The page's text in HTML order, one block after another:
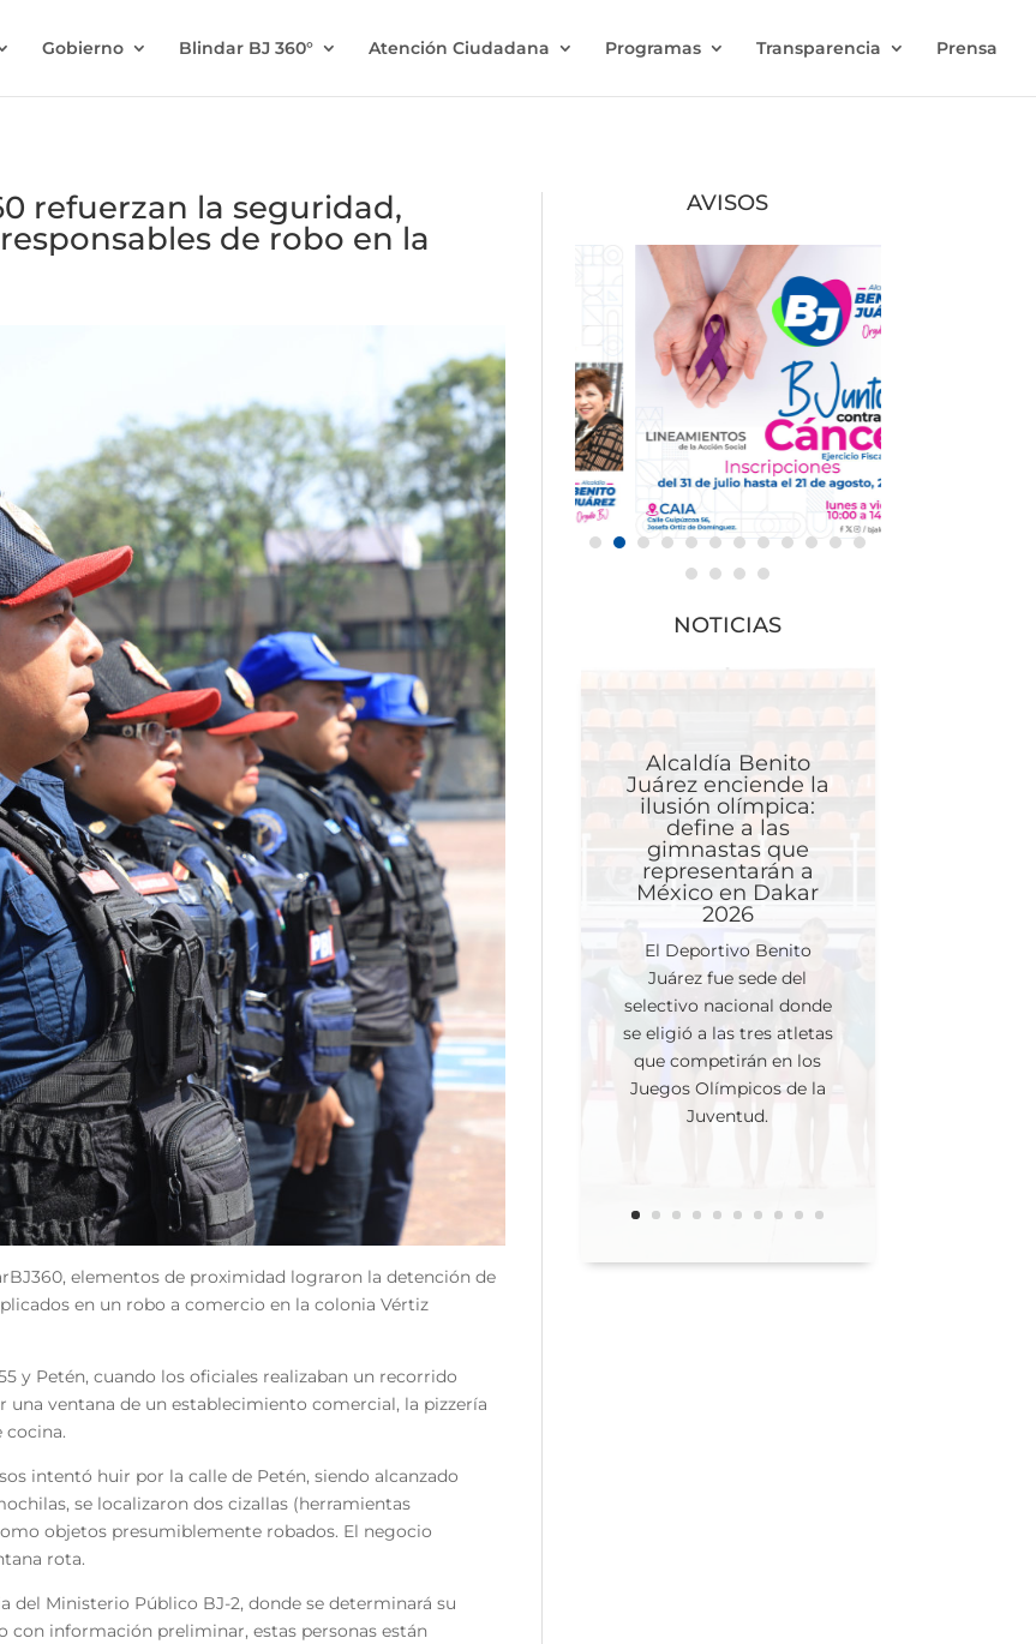
Gobierno Blindar BJ 360° Atención Ciudadana Programas Transparencia Prensa
refuerzan la seguridad,
de robo en la
elementos de proximidad lograron la detención de
en un robo a comercio en la colonia Vértiz
y Petén, cuando los oficiales realizaban un recorrido
ventana de un establecimiento comercial, la pizzería
cocina.
intentó huir por la calle de Petén, siendo alcanzado
se localizaron dos cizallas (herramientas
objetos presumiblemente robados. El negocio
rota.
del Ministerio Público BJ-2, donde se determinará su
información preliminar, estas personas están
AVISOS
NOTICIAS
Alcaldía Benito
Juárez enciende la
ilusión olímpica:
define a las
gimnastas que
representarán a
México en Dakar
2026
El Deportivo Benito
Juárez fue sede del
selectivo nacional donde
se eligió a las tres atletas
que competirán en los
Juegos Olímpicos de la
Juventud.